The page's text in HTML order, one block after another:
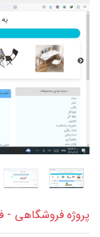
پروژه فروشگاهی -